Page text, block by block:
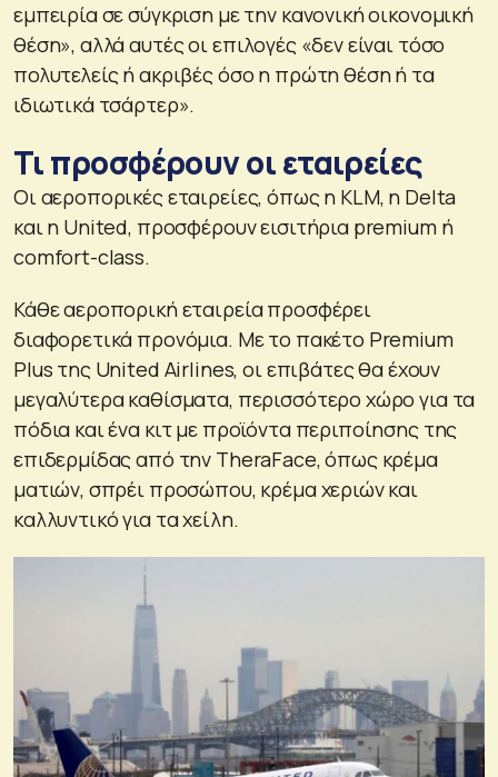
εμπειρία σε σύγκριση με την κανονική οικονομική
θέση», αλλά αυτές οι επιλογές «δεν είναι τόσο
πολυτελείς ή ακριβές όσο η πρώτη θέση ή τα
ιδιωτικά τσάρτερ».
Τι προσφέρουν οι εταιρείες
Οι αεροπορικές εταιρείες, όπως η KLM, η Delta
και η United, προσφέρουν εισιτήρια premium ή
comfort-class.
Κάθε αεροπορική εταιρεία προσφέρει
διαφορετικά προνόμια. Με το πακέτο Premium
Plus της United Airlines, οι επιβάτες θα έχουν
μεγαλύτερα καθίσματα, περισσότερο χώρο για τα
πόδια και ένα κιτ με προϊόντα περιποίησης της
επιδερμίδας από την TheraFace, όπως κρέμα
ματιών, σπρέι προσώπου, κρέμα χεριών και
καλλυντικό για τα χείλη.